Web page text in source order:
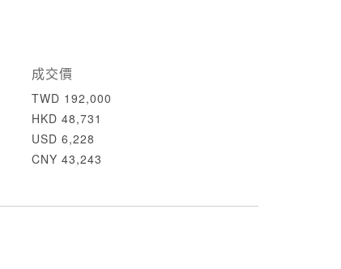
成交價
TWD 192,000
HKD 48,731
USD 6,228
CNY 43,243